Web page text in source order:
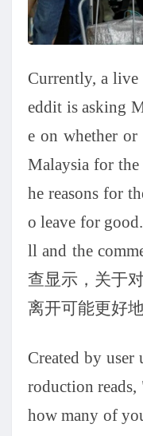
Currently, a
eddit is asking
e on whether
Malaysia for the
he reasons for
o leave for
ll and the
查显示，关于
离开可能更好
Created by
roduction
how many of